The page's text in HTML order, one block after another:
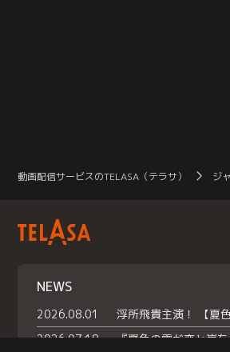
動画配信サービスのTELASA（テラサ） ジ
NEWS
2026.08.01
2026.07.18